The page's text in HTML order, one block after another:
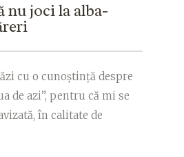
nu joci la alba-
cu o cunoștință despre
de azi”, pentru că mi se
în calitate de